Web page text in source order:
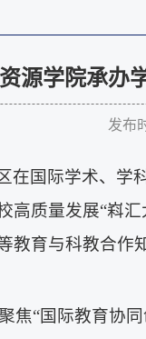
资源学院承办
发布
在国际学术、学
高质量发展“嵙
教育与科教合作
焦“国际教育协